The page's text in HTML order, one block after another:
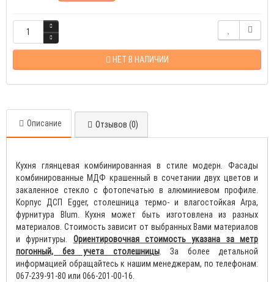
НЕТ В НАЛИЧИИ
Описание Отзывов (0)
Кухня глянцевая комбинированная в стиле модерн. Фасады
комбинированные МДФ крашенный в сочетании двух цветов и
закаленное стекло с фотопечатью в алюминиевом профиле.
Корпус ДСП Egger, столешница термо- и влагостойкая Arpa,
фурнитура Blum. Кухня может быть изготовлена из разных
материалов. Стоимость зависит от выбранных Вами материалов
и фурнитуры. Ориентировочная стоимость указана за метр
погонный, без учета столешницы. За более детальной
информацией обращайтесь к нашим менеджерам, по телефонам:
067-239-91-80 или 066-201-00-16.